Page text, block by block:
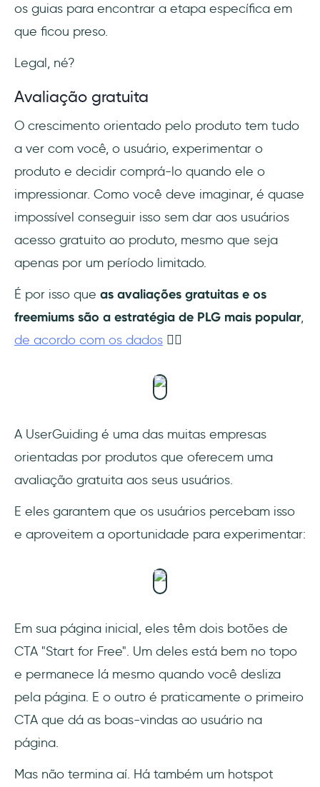
os guias para encontrar a etapa específica em
que ficou preso.
Legal, né?
Avaliação gratuita
O crescimento orientado pelo produto tem tudo
a ver com você, o usuário, experimentar o
produto e decidir comprá-lo quando ele o
impressionar. Como você deve imaginar, é quase
impossível conseguir isso sem dar aos usuários
acesso gratuito ao produto, mesmo que seja
apenas por um período limitado.
É por isso que as avaliações gratuitas e os
freemiums são a estratégia de PLG mais popular,
de acordo com os dados 👇🏻
A UserGuiding é uma das muitas empresas
orientadas por produtos que oferecem uma
avaliação gratuita aos seus usuários.
E eles garantem que os usuários percebam isso
e aproveitem a oportunidade para experimentar:
Em sua página inicial, eles têm dois botões de
CTA "Start for Free". Um deles está bem no topo
e permanece lá mesmo quando você desliza
pela página. E o outro é praticamente o primeiro
CTA que dá as boas-vindas ao usuário na
página.
Mas não termina aí. Há também um hotspot